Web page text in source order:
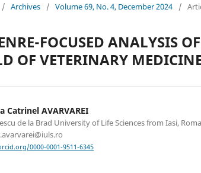
/ Archives / Volume 69, No. 4, December 2024 /
FOCUSED ANALYSIS
OF VETERINARY
Catrinel AVARVAREI
de la Brad University of Life Sciences from Iasi,
0000-0001-9511-6345